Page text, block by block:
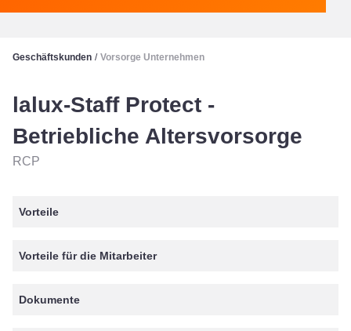
Geschäftskunden / Vorsorge Unternehmen
lalux-Staff Protect -
Betriebliche Altersvorsorge
RCP
Vorteile
Vorteile für die Mitarbeiter
Dokumente